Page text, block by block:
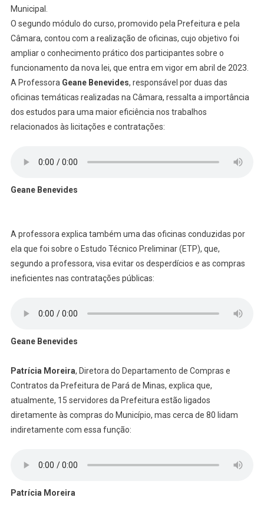
Municipal.
O segundo módulo do curso, promovido pela Prefeitura e pela
Câmara, contou com a realização de oficinas, cujo objetivo foi
ampliar o conhecimento prático dos participantes sobre o
funcionamento da nova lei, que entra em vigor em abril de 2023.
A Professora Geane Benevides, responsável por duas das
oficinas temáticas realizadas na Câmara, ressalta a importância
dos estudos para uma maior eficiência nos trabalhos
relacionados às licitações e contratações:
Geane Benevides
A professora explica também uma das oficinas conduzidas por
ela que foi sobre o Estudo Técnico Preliminar (ETP), que,
segundo a professora, visa evitar os desperdícios e as compras
ineficientes nas contratações públicas:
Geane Benevides
Patrícia Moreira, Diretora do Departamento de Compras e
Contratos da Prefeitura de Pará de Minas, explica que,
atualmente, 15 servidores da Prefeitura estão ligados
diretamente às compras do Município, mas cerca de 80 lidam
indiretamente com essa função:
Patrícia Moreira